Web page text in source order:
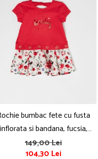
bumbac fete cu fusta
inflorata si bandana, fucsia,
Babybol
149,00 Lei
104,30 Lei